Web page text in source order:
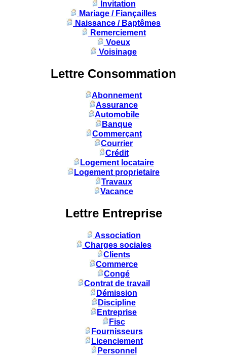
Invitation
Mariage / Fiançailles
Naissance / Baptêmes
Remerciement
Voeux
Voisinage
Lettre Consommation
Abonnement
Assurance
Automobile
Banque
Commerçant
Courrier
Crédit
Logement locataire
Logement proprietaire
Travaux
Vacance
Lettre Entreprise
Association
Charges sociales
Clients
Commerce
Congé
Contrat de travail
Démission
Discipline
Entreprise
Fisc
Fournisseurs
Licenciement
Personnel